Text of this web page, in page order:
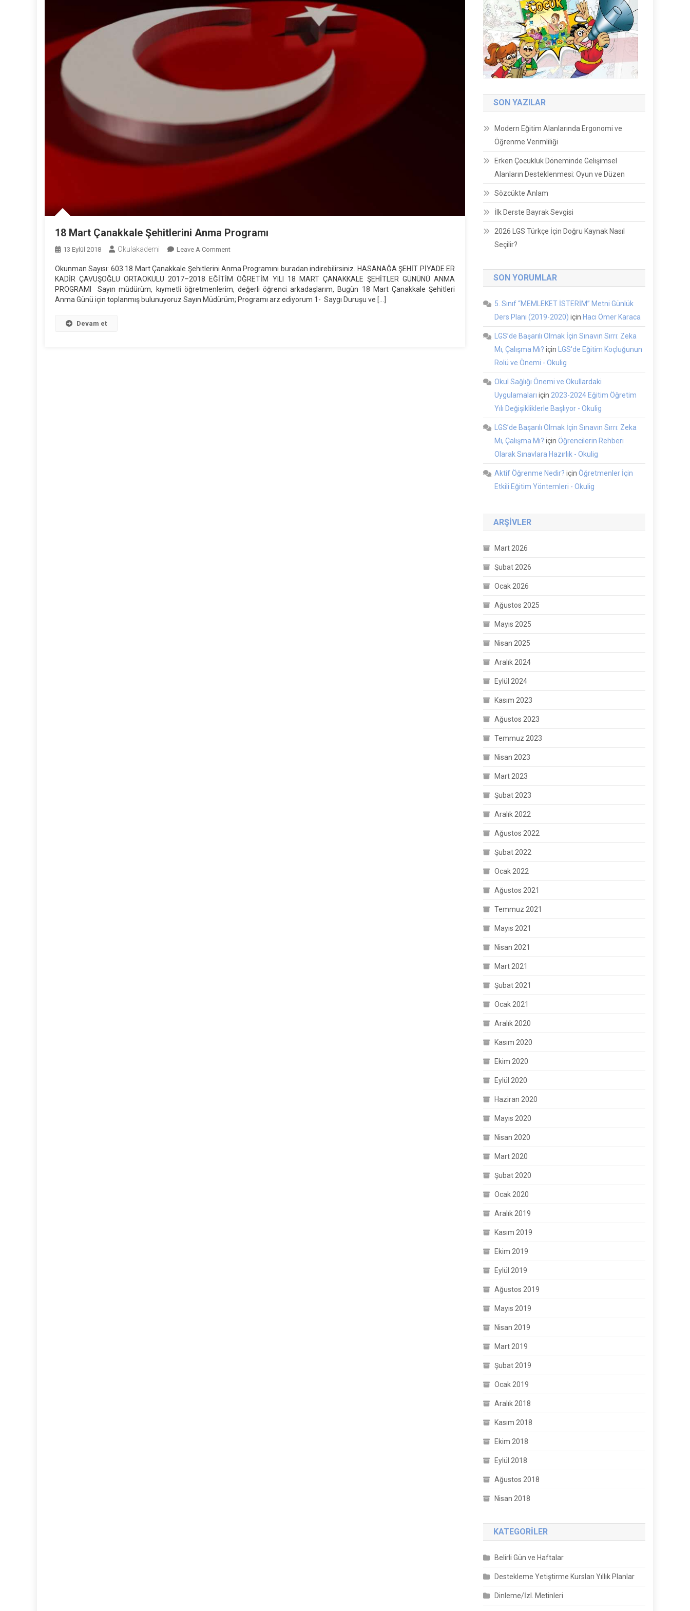
18 Mart Çanakkale Şehitlerini Anma Programı
13 Eylül 2018 Okulakademi Leave A CommentOn
Mart
Çanakkale
Şehitlerini
Okunman Sayısı: 603 18 Mart Çanakkale Şehitlerini Anma Programını buradan indirebilirsiniz. HASANAĞA ŞEHİT PİYADE ER
KADİR ÇAVUŞOĞLU ORTAOKULU 2017–2018 EĞİTİM ÖĞRETİM YILI 18 MART ÇANAKKALE ŞEHİTLER GÜNÜNÜ ANMA
PROGRAMI Sayın müdürüm, kıymetli öğretmenlerim, değerli öğrenci arkadaşlarım, Bugün 18 Mart Çanakkale Şehitleri
Anma Günü için toplanmış bulunuyoruz Sayın Müdürüm; Programı arz ediyorum 1- Saygı Duruşu ve […]
Devam et
SON YAZILAR
Modern Eğitim Alanlarında Ergonomi ve
Öğrenme Verimliliği
Erken Çocukluk Döneminde Gelişimsel
Alanların Desteklenmesi: Oyun ve Düzen
Sözcükte Anlam
İlk Derste Bayrak Sevgisi
2026 LGS Türkçe İçin Doğru Kaynak Nasıl
Seçilir?
SON YORUMLAR
5. Sınıf “MEMLEKET İSTERİM” Metni Günlük
Ders Planı (2019-2020) için Hacı Ömer Karaca
LGS’de Başarılı Olmak İçin Sınavın Sırrı: Zeka
Mı, Çalışma Mı? için
LGS'de Eğitim Koçluğunun
Rolü ve Önemi - Okulig
Okul Sağlığı Önemi ve Okullardaki
Uygulamaları için 2023-2024 Eğitim Öğretim
Yılı Değişikliklerle Başlıyor - Okulig
LGS’de Başarılı Olmak İçin Sınavın Sırrı: Zeka
Mı, Çalışma Mı? içinÖğrencilerin Rehberi
Olarak Sınavlara Hazırlık - Okulig
Aktif Öğrenme Nedir? içinÖğretmenler İçin
Etkili Eğitim Yöntemleri - Okulig
ARŞIVLER
Mart 2026
Şubat 2026
Ocak 2026
Ağustos 2025
Mayıs 2025
Nisan 2025
Aralık 2024
Eylül 2024
Kasım 2023
Ağustos 2023
Temmuz 2023
Nisan 2023
Mart 2023
Şubat 2023
Aralık 2022
Ağustos 2022
Şubat 2022
Ocak 2022
Ağustos 2021
Temmuz 2021
Mayıs 2021
Nisan 2021
Mart 2021
Şubat 2021
Ocak 2021
Aralık 2020
Kasım 2020
Ekim 2020
Eylül 2020
Haziran 2020
Mayıs 2020
Nisan 2020
Mart 2020
Şubat 2020
Ocak 2020
Aralık 2019
Kasım 2019
Ekim 2019
Eylül 2019
Ağustos 2019
Mayıs 2019
Nisan 2019
Mart 2019
Şubat 2019
Ocak 2019
Aralık 2018
Kasım 2018
Ekim 2018
Eylül 2018
Ağustos 2018
Nisan 2018
KATEGORILER
Belirli Gün ve Haftalar
Destekleme Yetiştirme Kursları Yıllık Planlar
Dinleme/İzl. Metinleri